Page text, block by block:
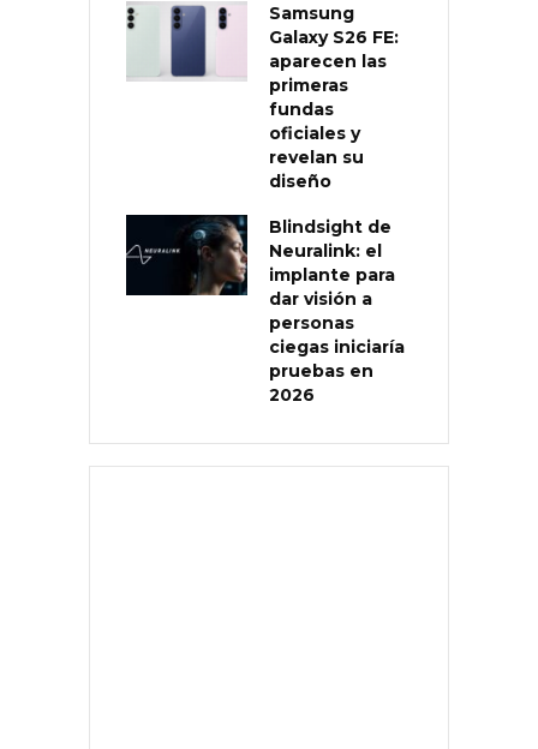
Samsung
Galaxy S26 FE:
aparecen las
primeras
fundas
oficiales y
revelan su
diseño
Blindsight de
Neuralink: el
implante para
dar visión a
personas
ciegas iniciaría
pruebas en
2026